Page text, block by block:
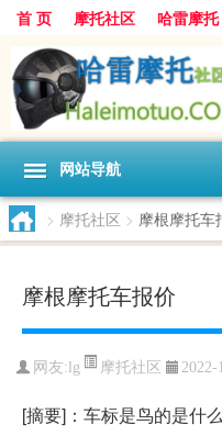
首 页 摩托社区 哈雷摩托
网站导航
> 摩托社区 > 摩根摩托车
摩根摩托车报价
网友: lg 摩托社区 2022-
[摘要]：车标是鸟的是什